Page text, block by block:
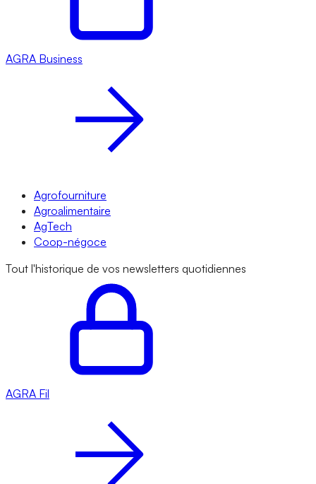
AGRA Business
Agrofourniture
Agroalimentaire
AgTech
Coop-négoce
Tout l'historique de vos newsletters quotidiennes
AGRA Fil